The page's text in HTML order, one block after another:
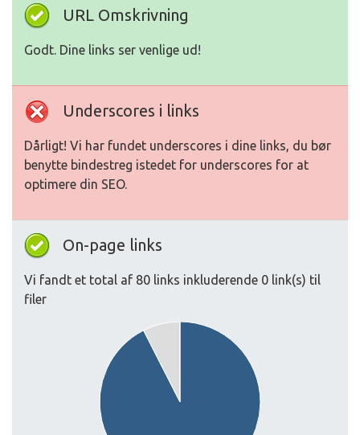
URL Omskrivning
Godt. Dine links ser venlige ud!
Underscores i links
Dårligt! Vi har fundet underscores i dine links, du bør
benytte bindestreg istedet for underscores for at
optimere din SEO.
On-page links
Vi fandt et total af 80 links inkluderende 0 link(s) til
filer